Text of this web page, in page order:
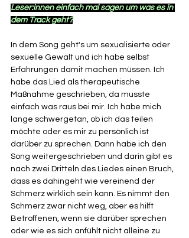
Leser:innen einfach mal sagen um was es in
dem Track geht?
In dem Song geht's um sexualisierte oder
sexuelle Gewalt und ich habe selbst
Erfahrungen damit machen müssen. Ich
habe das Lied als therapeutische
Maßnahme geschrieben, da musste
einfach was raus bei mir. Ich habe mich
lange schwergetan, ob ich das teilen
möchte oder es mir zu persönlich ist
darüber zu sprechen. Dann habe ich den
Song weitergeschrieben und darin gibt es
nach zwei Dritteln des Liedes einen Bruch,
dass es dahingeht wie vereinend der
Schmerz wirklich sein kann. Es nimmt den
Schmerz zwar nicht weg, aber es hilft
Betroffenen, wenn sie darüber sprechen
oder wie es sich anfühlt nicht alleine zu